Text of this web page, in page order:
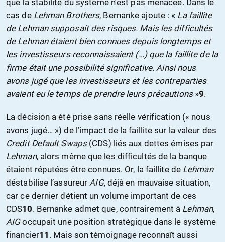
cas de Lehman Brothers, Bernanke ajoute : « La faillite
de Lehman supposait des risques. Mais les difficultés
de Lehman étaient bien connues depuis longtemps et
les investisseurs reconnaissaient (…) que la faillite de la
firme était une possibilité significative. Ainsi nous
avons jugé que les investisseurs et les contreparties
avaient eu le temps de prendre leurs précautions »9.
La décision a été prise sans réelle vérification (« nous
avons jugé… ») de l’impact de la faillite sur la valeur des
Credit Default Swaps(CDS) liés aux dettes émises par
Lehman, alors même que les difficultés de la banque
étaient réputées être connues. Or, la faillite de Lehman
déstabilise l’assureur AIG, déjà en mauvaise situation,
car ce dernier détient un volume important de ces
CDS10. Bernanke admet que, contrairement à Lehman,
AIGoccupait une position stratégique dans le système
financier11 . Mais son témoignage reconnaît aussi